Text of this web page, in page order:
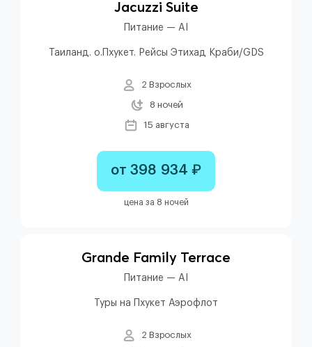
Jacuzzi Suite
Питание — AI
Таиланд. о.Пхукет. Рейсы Этихад Краби/GDS
2 Взрослых
8 ночей
15 августа
от 398 934 ₽
цена за 8 ночей
Grande Family Terrace
Питание — AI
Туры на Пхукет Аэрофлот
2 Взрослых